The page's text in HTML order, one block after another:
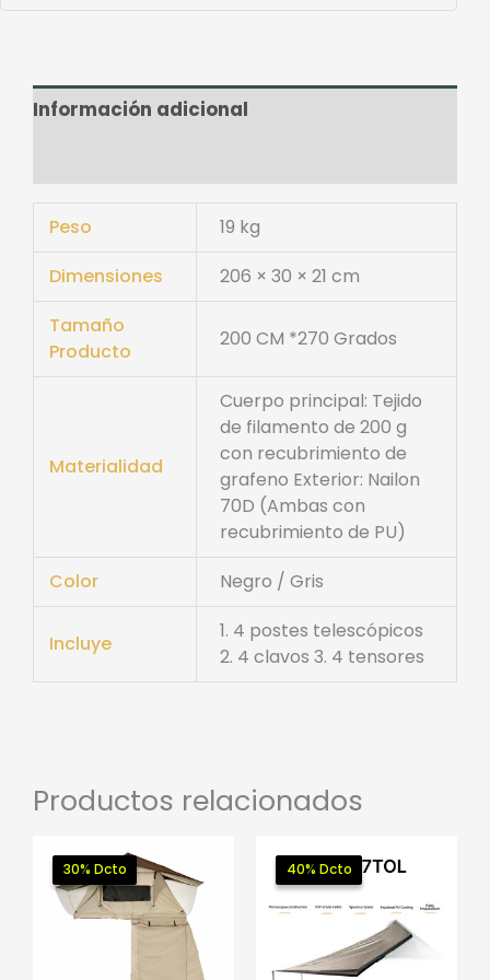
Información adicional
Peso
19 kg
Dimensiones
206 × 30 × 21 cm
Tamaño
Producto
200 CM *270 Grados
Materialidad
Cuerpo principal: Tejido
de filamento de 200 g
con recubrimiento de
grafeno Exterior: Nailon
70D (Ambas con
recubrimiento de PU)
Color
Negro / Gris
Incluye
1. 4 postes telescópicos
2. 4 clavos 3. 4 tensores
Productos relacionados
30% Dcto
30% Dcto 40% Dcto
40% Dcto